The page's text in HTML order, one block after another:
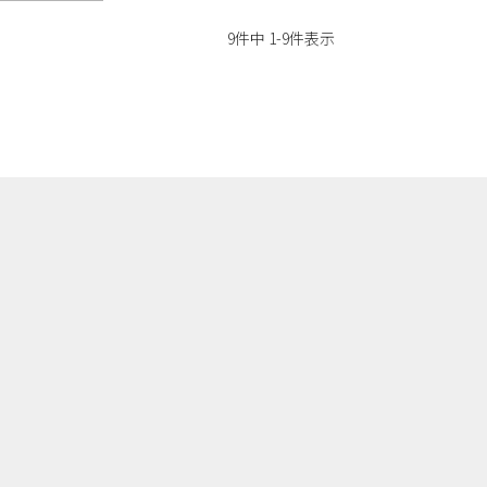
9件中 1-9件表示